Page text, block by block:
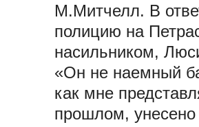
М.Митчелл. В
полицию на
насильником,
«Он не наемный
как мне
прошлом,